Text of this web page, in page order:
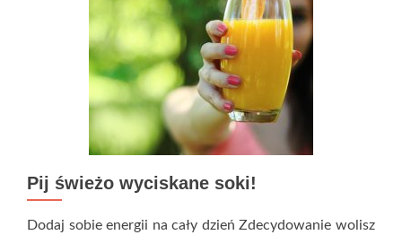
Pij świeżo wyciskane soki!
Dodaj sobie energii na cały dzień Zdecydowanie wolisz